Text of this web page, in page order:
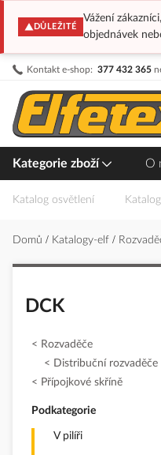
DŮLEŽITÉ
Vážení
objednávek
Kontakt e-shop: 377 432 365
Přejít
obsah
Kategorie zboží O
Katalog osvětlení
Domů Katalogy-elf
DCK
Rozvaděče
Distribuční rozvaděče
Přípojkové skříně
Podkategorie
V pilíři